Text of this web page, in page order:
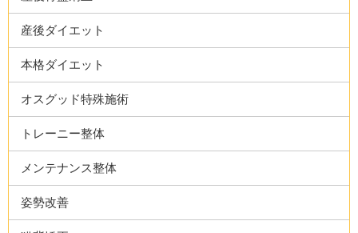
産後ダイエット
本格ダイエット
オスグッド特殊施術
トレーニー整体
メンテナンス整体
姿勢改善